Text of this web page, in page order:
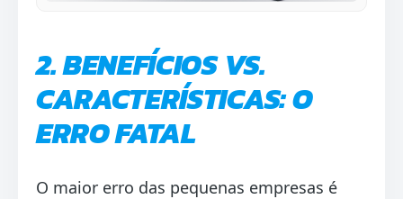
2. BENEFÍCIOS VS.
CARACTERÍSTICAS: O
ERRO FATAL
O maior erro das pequenas empresas é